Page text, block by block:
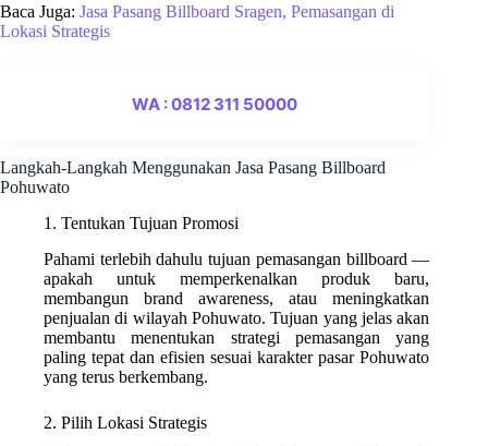
Baca Juga: Jasa Pasang Billboard Sragen, Pemasangan di
Lokasi Strategis
WA : 0812 311 50000
Langkah-Langkah Menggunakan Jasa Pasang Billboard
Pohuwato
1. Tentukan Tujuan Promosi
Pahami terlebih dahulu tujuan pemasangan billboard —
apakah untuk memperkenalkan produk baru,
membangun brand awareness, atau meningkatkan
penjualan di wilayah Pohuwato. Tujuan yang jelas akan
membantu menentukan strategi pemasangan yang
paling tepat dan efisien sesuai karakter pasar Pohuwato
yang terus berkembang.
2. Pilih Lokasi Strategis